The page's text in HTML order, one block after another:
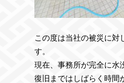
この度は当社の被災に対
す。
現在、事務所が完全に水
復旧まではしばらく時間